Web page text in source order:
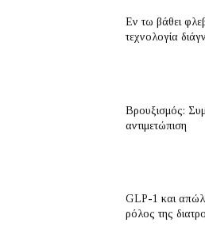
Εν τω βάθει
τεχνολογία
Βρουξισμός:
αντιμετώπιση
GLP-1 και
ρόλος της